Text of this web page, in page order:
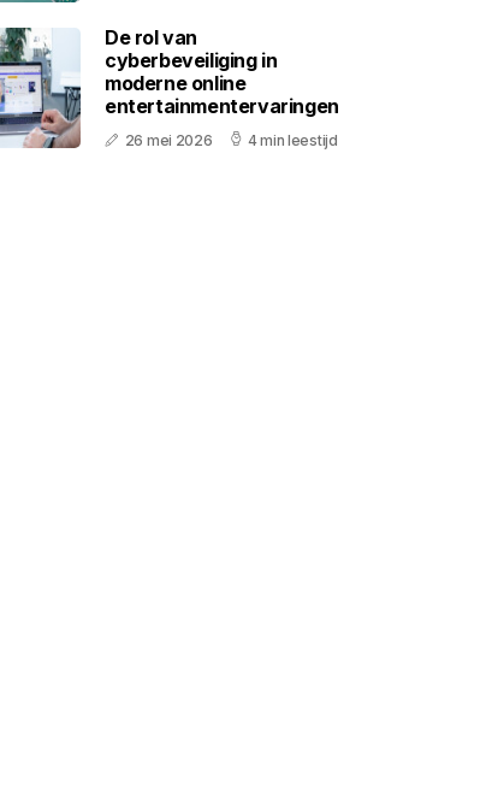
De rol van
cyberbeveiliging in
moderne online
entertainmentervaringen
26 mei 2026 4 min leestijd